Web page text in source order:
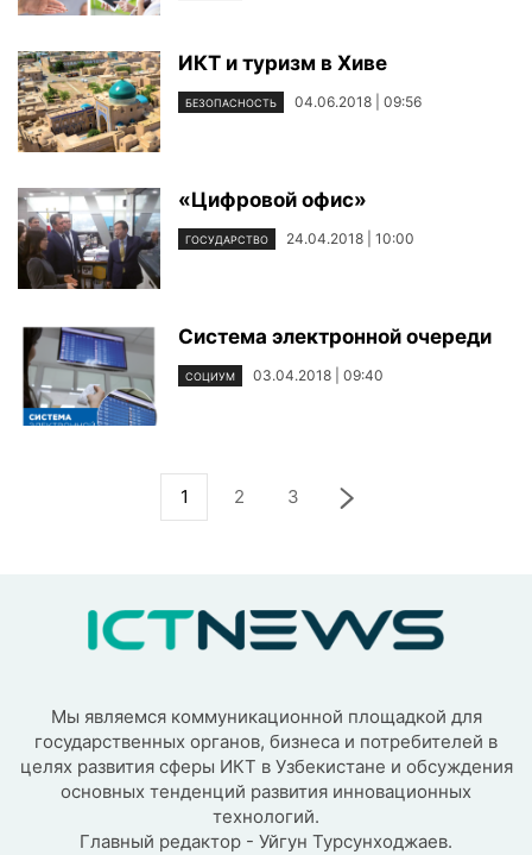
ИКТ и туризм в Хиве
БЕЗОПАСНОСТЬ 04.06.2018 | 09:56
«Цифровой офис»
ГОСУДАРСТВО 24.04.2018 | 10:00
Система электронной очереди
СОЦИУМ 03.04.2018 | 09:40
1 2 3
Мы являемся коммуникационной площадкой для
государственных органов, бизнеса и потребителей в
целях развития сферы ИКТ в Узбекистане и обсуждения
основных тенденций развития инновационных
технологий.
Главный редактор - Уйгун Турсунходжаев.